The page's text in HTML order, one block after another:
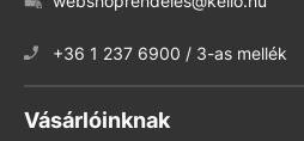
+36 1 237 6900 / 3-as mellék
Vásárlóinknak